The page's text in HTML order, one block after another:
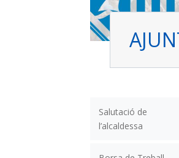
Salutació de
l’alcaldessa